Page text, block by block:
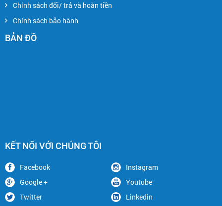
Chính sách đối/ trả và hoàn tiền
Chính sách bảo hành
BẢN ĐỒ
KẾT NỐI VỚI CHÚNG TÔI
Facebook
Instagram
Google +
Youtube
Twitter
Linkedin